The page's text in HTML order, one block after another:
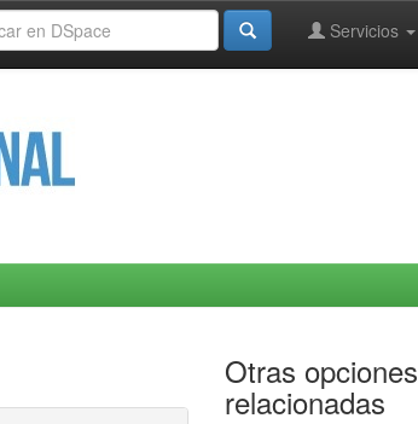
Servicios
Otras opciones
relacionadas